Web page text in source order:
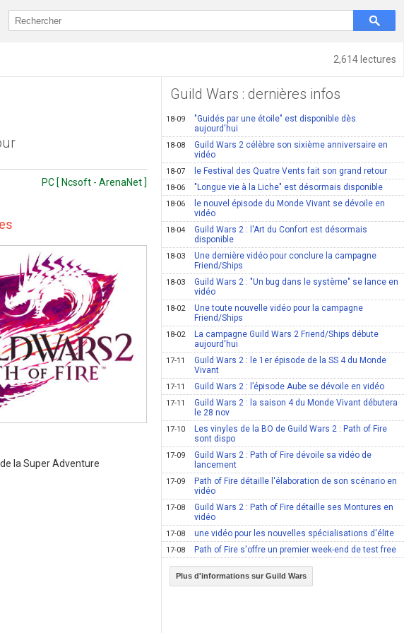
2,614 lectures
PC [ Ncsoft - ArenaNet ]
la Super Adventure
Guild Wars : dernières infos
18-09
"Guidés par une étoile" est disponible dès
aujourd'hui
18-08
Guild Wars 2 célèbre son sixième anniversaire en
vidéo
18-07 le Festival des Quatre Vents fait son grand retour
18-06 "Longue vie à la Liche" est désormais disponible
18-06
le nouvel épisode du Monde Vivant se dévoile en
vidéo
18-04
Guild Wars 2 : l'Art du Confort est désormais
disponible
18-03
Une dernière vidéo pour conclure la campagne
Friend/Ships
18-03
Guild Wars 2 : "Un bug dans le système" se lance en
vidéo
18-02
Une toute nouvelle vidéo pour la campagne
Friend/Ships
18-02
La campagne Guild Wars 2 Friend/Ships débute
aujourd'hui
17-11
Guild Wars 2 : le 1er épisode de la SS 4 du Monde
Vivant
17-11 Guild Wars 2 : l’épisode Aube se dévoile en vidéo
17-11
Guild Wars 2 : la saison 4 du Monde Vivant débutera
le 28 nov
17-10
Les vinyles de la BO de Guild Wars 2 : Path of Fire
sont dispo
17-09
Guild Wars 2 : Path of Fire dévoile sa vidéo de
lancement
17-09
Path of Fire détaille l'élaboration de son scénario en
vidéo
17-08
Guild Wars 2 : Path of Fire détaille ses Montures en
vidéo
17-08 une vidéo pour les nouvelles spécialisations d'élite
17-08 Path of Fire s'offre un premier week-end de test free
Plus d'informations sur Guild Wars